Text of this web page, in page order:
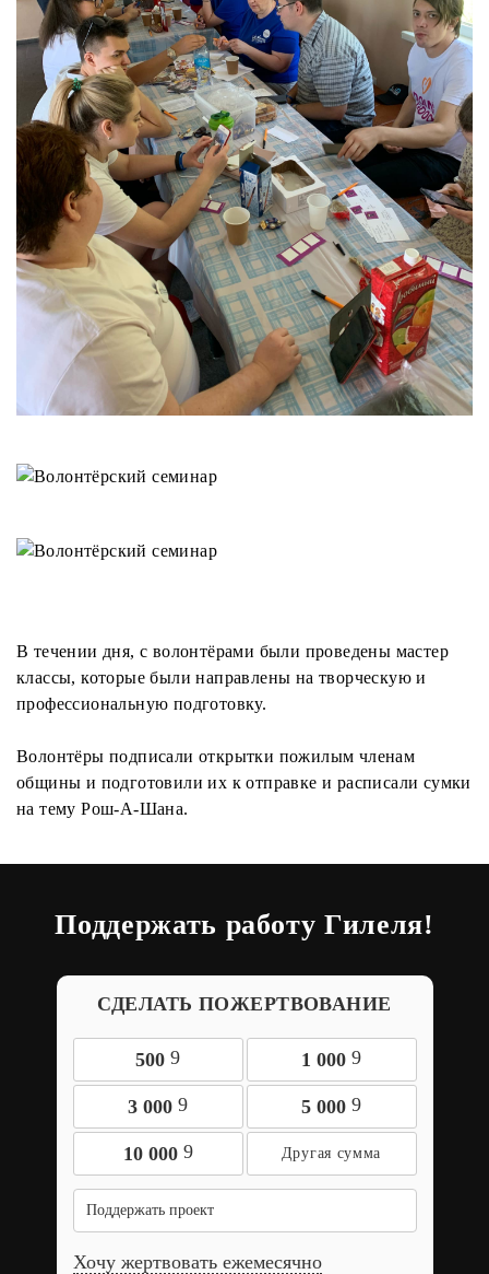
В течении дня, с волонтёрами были проведены мастер
классы, которые были направлены на творческую и
профессиональную подготовку.
Волонтёры подписали открытки пожилым членам
общины и подготовили их к отправке и расписали сумки
на тему Рош-А-Шана.
Поддержать работу Гилеля!
СДЕЛАТЬ ПОЖЕРТВОВАНИЕ
500 9 1 000 9
3 000 9 5 000 9
10 000 9
Поддержать проект
Хочу жертвовать ежемесячно